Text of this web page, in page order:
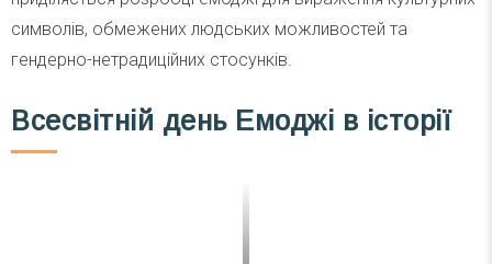
символів, обмежених людських можливостей та
гендерно-нетрадиційних стосунків.
Всесвітній день Емоджі в історії